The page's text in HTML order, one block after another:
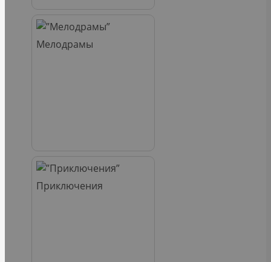
Мелодрамы
Приключения